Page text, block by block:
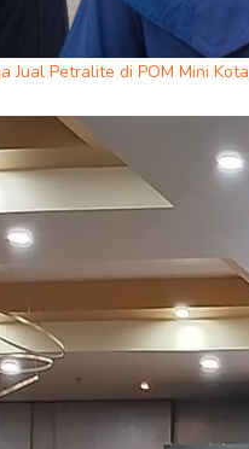
Jual Petralite di POM Mini